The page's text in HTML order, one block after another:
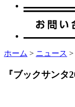
ホーム > ニュース >
『ブックサン